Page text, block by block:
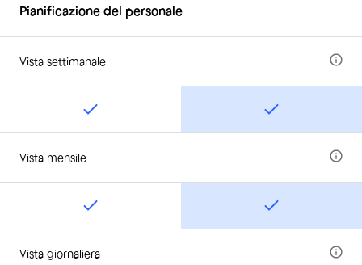
Pianificazione del personale
Vista settimanale
Vista mensile
Vista giornaliera